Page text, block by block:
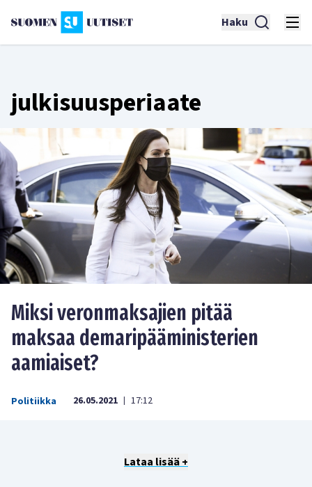
Haku
julkisuusperiaate
Miksi veronmaksajien pitää
maksaa demaripääministerien
aamiaiset?
Politiikka 26.05.2021 | 17:12
Lataa lisää +